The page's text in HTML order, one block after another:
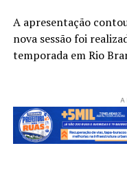
A apresentação
nova sessão foi
temporada em Rio